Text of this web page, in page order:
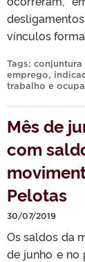
vínculos
Tags:
emprego,
trabalho e
Mês de
com
Pelotas
30/07/2019
Os saldos da
de junho e no